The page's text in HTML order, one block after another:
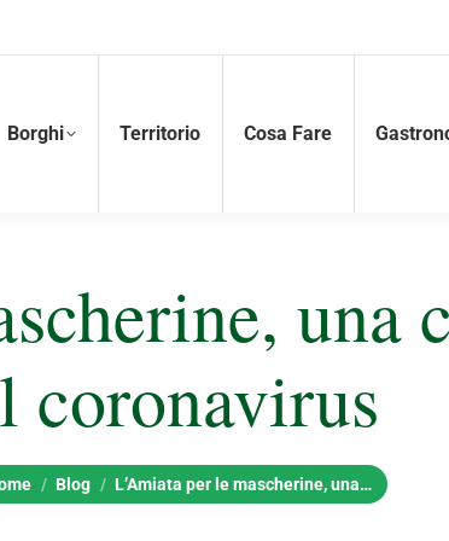
Borghi Territorio Cosa Fare
una
coronavirus
Blog L’Amiata per le mascherine, una…